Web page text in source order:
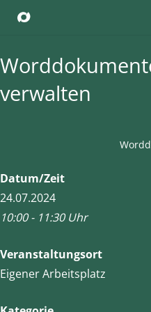
verwalten
Datum/Zeit
24.07.2024
10:00 - 11:30 Uhr
Veranstaltungsort
Eigener Arbeitsplatz